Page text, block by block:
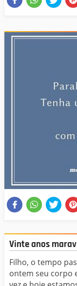
Vinte anos
Filho, o tempo
ontem seu corpo